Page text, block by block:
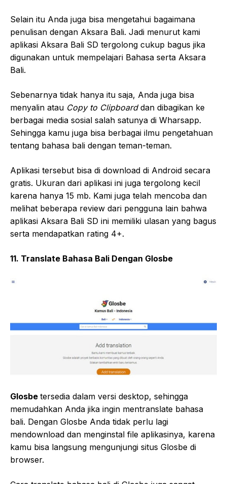
Selain itu Anda juga bisa mengetahui bagaimana
penulisan dengan Aksara Bali. Jadi menurut kami
aplikasi Aksara Bali SD tergolong cukup bagus jika
digunakan untuk mempelajari Bahasa serta Aksara
Bali.
Sebenarnya tidak hanya itu saja, Anda juga bisa
menyalin atau Copy to Clipboarddan dibagikan ke
berbagai media sosial salah satunya di Wharsapp.
Sehingga kamu juga bisa berbagai ilmu pengetahuan
tentang bahasa bali dengan teman-teman.
Aplikasi tersebut bisa di download di Android secara
gratis. Ukuran dari aplikasi ini juga tergolong kecil
karena hanya 15 mb. Kami juga telah mencoba dan
melihat beberapa review dari pengguna lain bahwa
aplikasi Aksara Bali SD ini memiliki ulasan yang bagus
serta mendapatkan rating 4+.
11. Translate Bahasa Bali Dengan Glosbe
Glosbe tersedia dalam versi desktop, sehingga
memudahkan Anda jika ingin mentranslate bahasa
bali. Dengan Glosbe Anda tidak perlu lagi
mendownload dan menginstal file aplikasinya, karena
kamu bisa langsung mengunjungi situs Glosbe di
browser.